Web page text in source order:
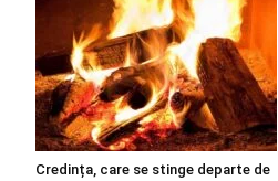
Credința, care se stinge departe de